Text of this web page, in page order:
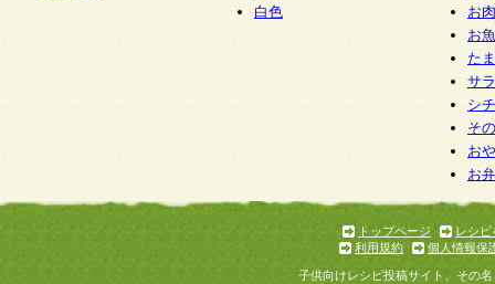
白色
お
お
た
サ
シ
そ
お
お
トップページ
レシピ
利用規約
個人情報保
子供向けレシピ投稿サイト、その